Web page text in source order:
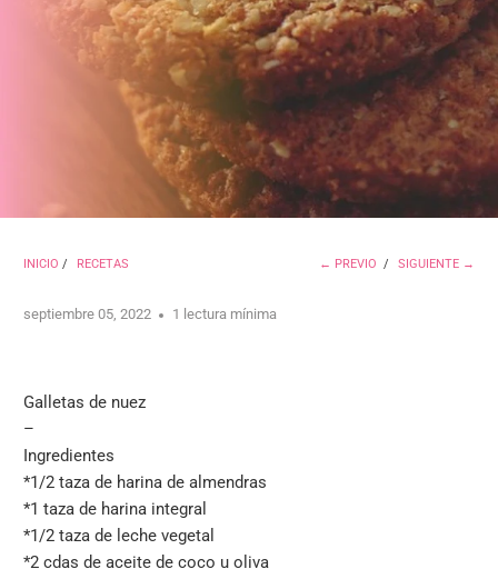
INICIO / RECETAS ← PREVIO / SIGUIENTE →
septiembre 05, 2022 1 lectura mínima
Galletas de nuez
–
Ingredientes
*1/2 taza de harina de almendras
*1 taza de harina integral
*1/2 taza de leche vegetal
*2 cdas de aceite de coco u oliva